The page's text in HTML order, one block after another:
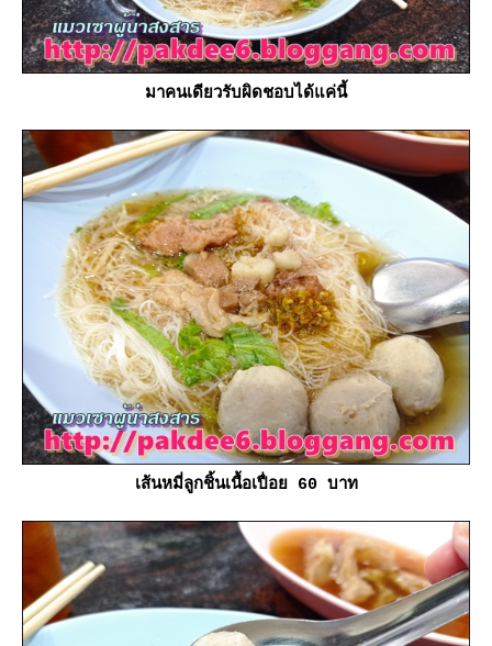
มาคนเดียวรับผิดชอบได้แค่นี้
เส้นหมี่ลูกชิ้นเนื้อเปื่อย 60 บาท